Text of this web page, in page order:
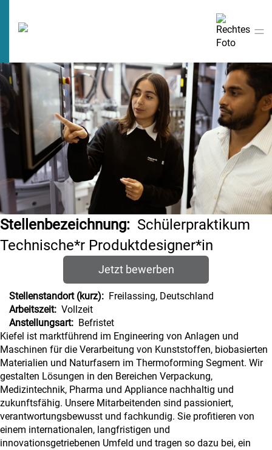
Stellenbezeichnung: Schülerpraktikum
Technische*r Produktdesigner*in
Jetzt bewerben
Stellenstandort (kurz): Freilassing, Deutschland
Arbeitszeit: Vollzeit
Anstellungsart: Befristet
Kiefel ist marktführend im Engineering von Anlagen und
Maschinen für die Verarbeitung von Kunststoffen, biobasierten
Materialien und Naturfasern im Thermoforming Segment. Wir
gestalten Lösungen in den Bereichen Verpackung,
Medizintechnik, Pharma und Appliance nachhaltig und
zukunftsfähig. Unsere Mitarbeitenden sind passioniert,
verantwortungsbewusst und fachkundig. Sie profitieren von
einem internationalen, langfristigen und
innovationsgetriebenen Umfeld und tragen so dazu bei, ein